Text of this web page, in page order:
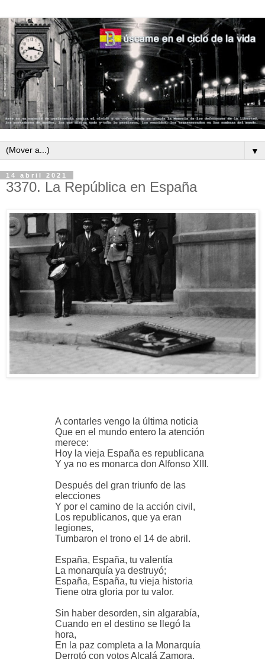
▼
14 abril 2021
3370. La República en España
A contarles vengo la última noticia
Que en el mundo entero la atención
merece:
Hoy la vieja España es republicana
Y ya no es monarca don Alfonso XIII.
Después del gran triunfo de las
elecciones
Y por el camino de la acción civil,
Los republicanos, que ya eran
legiones,
Tumbaron el trono el 14 de abril.
España, España, tu valentía
La monarquía ya destruyó;
España, España, tu vieja historia
Tiene otra gloria por tu valor.
Sin haber desorden, sin algarabía,
Cuando en el destino se llegó la
hora,
En la paz completa a la Monarquía
Derrotó con votos Alcalá Zamora.